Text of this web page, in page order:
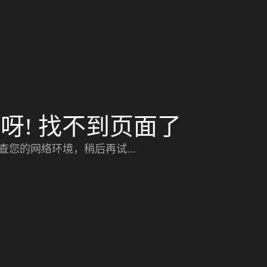
! 找不到页面了
您的网络环境，稍后再试...